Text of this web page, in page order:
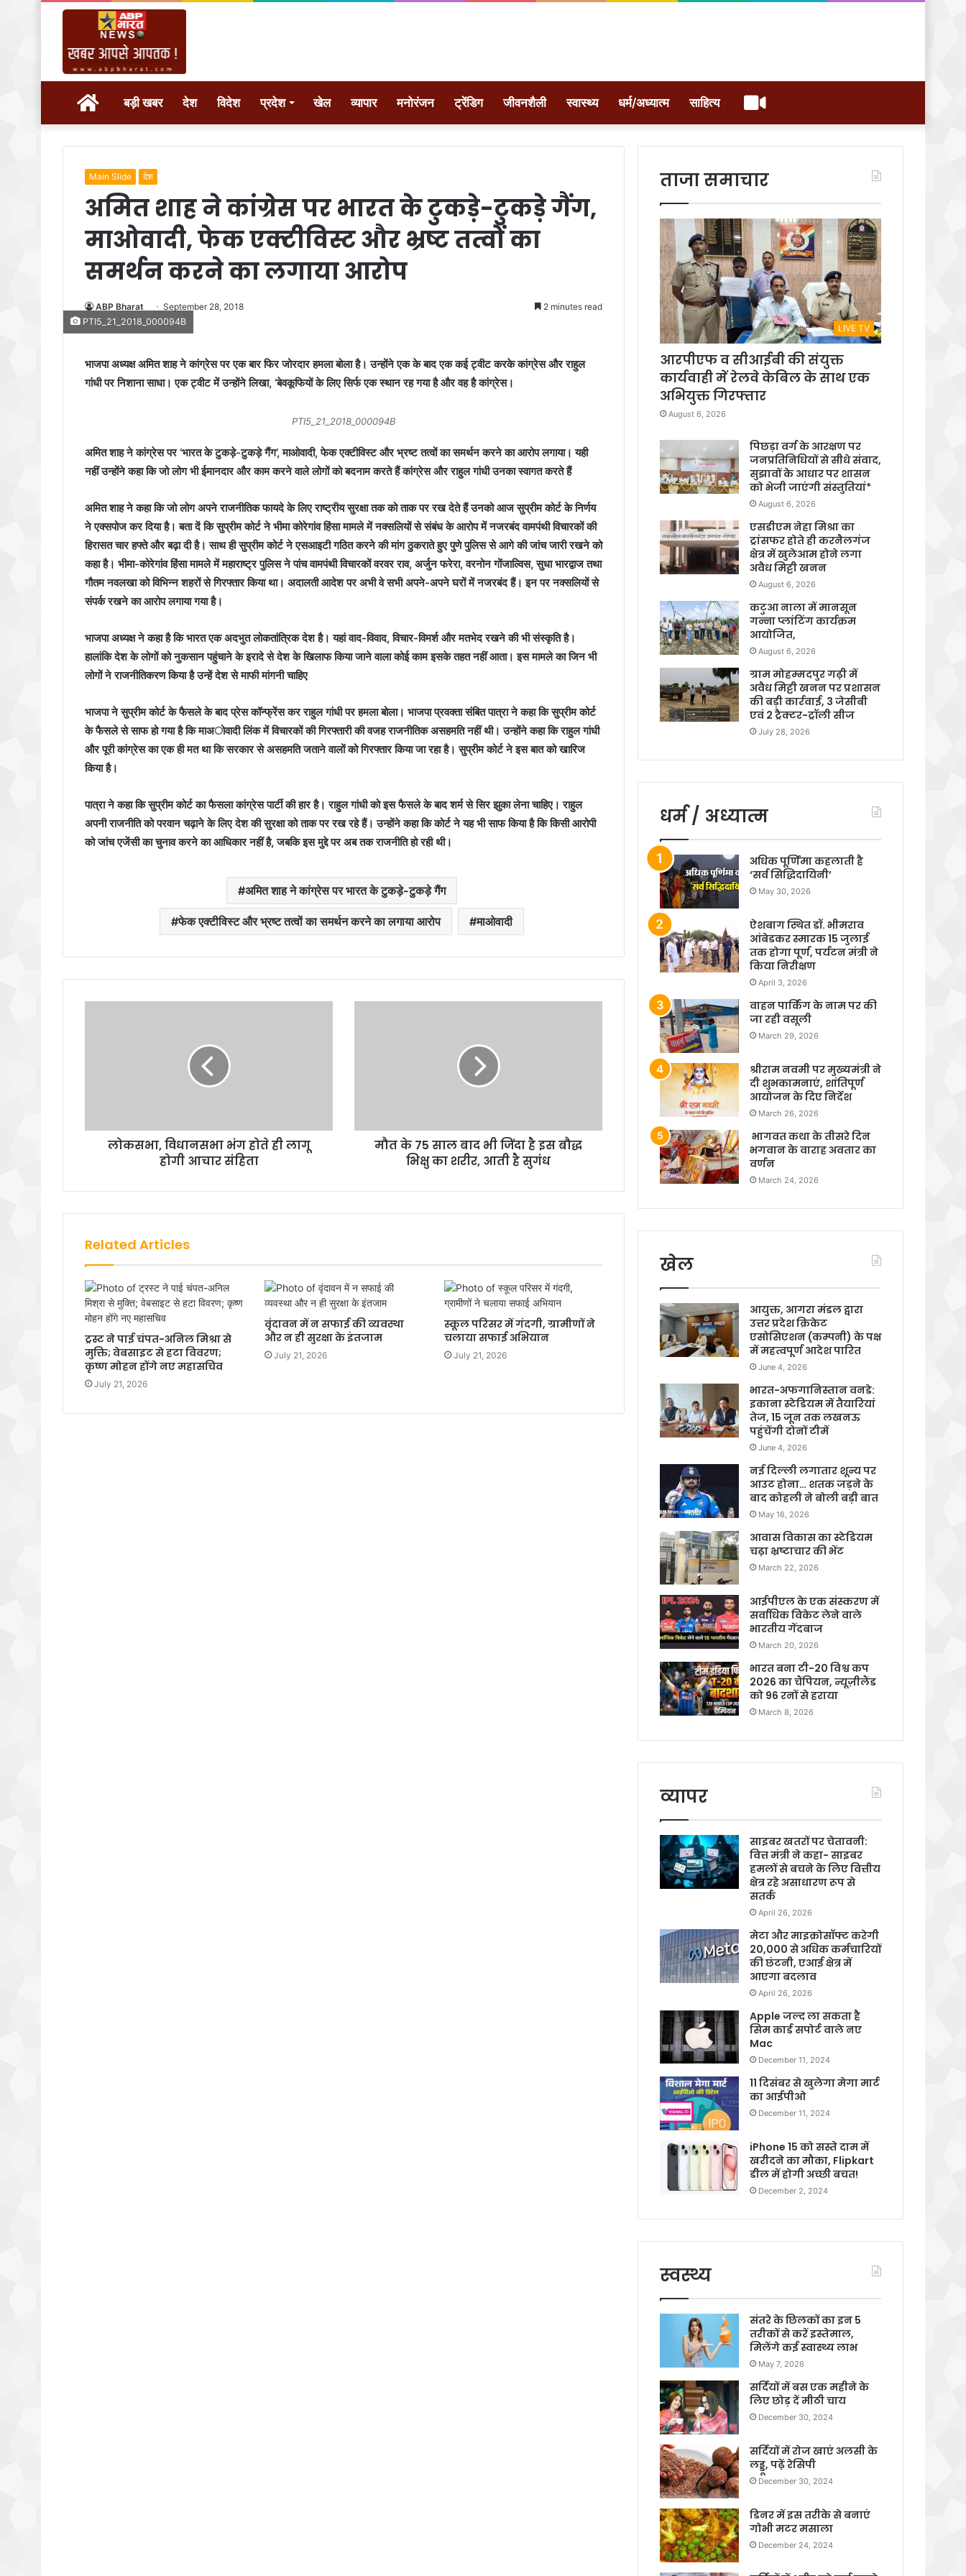
होम बड़ी खबर देश विदेश प्रदेश खेल व्यापार मनोरंजन ट्रेंडिग जीवनशैली स्वास्थ्य धर्म/अध्यात्म साहित्य वीडियो
Main Slide देश
अमित शाह ने कांग्रेस पर भारत के टुकड़े-टुकड़े गैंग,
माओवादी, फेक एक्टीविस्ट और भ्रष्ट तत्वों का
समर्थन करने का लगाया आरोप
ABP Bharat September 28, 2018
2 minutes read
PTI5_21_2018_000094B
भाजपा अध्यक्ष अमित शाह ने कांग्रेस पर एक बार फिर जोरदार हमला बोला है। उन्होंने एक के बाद एक कई ट्वीट करके कांग्रेस और राहुल
गांधी पर निशाना साधा। एक ट्वीट में उन्होंने लिखा, ‘बेवकूफियों के लिए सिर्फ एक स्थान रह गया है और वह है कांग्रेस।
PTI5_21_2018_000094B
अमित शाह ने कांग्रेस पर ‘भारत के टुकड़े-टुकड़े गैंग’, माओवादी, फेक एक्टीविस्ट और भ्रष्ट तत्वों का समर्थन करने का आरोप लगाया। यही
नहीं उन्होंने कहा कि जो लोग भी ईमानदार और काम करने वाले लोगों को बदनाम करते हैं कांग्रेस और राहुल गांधी उनका स्वागत करते हैं
अमित शाह ने कहा कि जो लोग अपने राजनीतिक फायदे के लिए राष्ट्रीय सुरक्षा तक को ताक पर रख देते हैं उनको आज सुप्रीम कोर्ट के निर्णय
ने एक्सपोज कर दिया है। बता दें कि सुप्रीम कोर्ट ने भीमा कोरेगांव हिंसा मामले में नक्सलियों से संबंध के आरोप में नजरबंद वामपंथी विचारकों की
हिरासत चार हफ्ते और बढ़ा दी है। साथ ही सुप्रीम कोर्ट ने एसआइटी गठित करने की मांग ठुकराते हुए पुणे पुलिस से आगे की जांच जारी रखने को
कहा है। भीमा-कोरेगांव हिंसा मामले में महाराष्ट्र पुलिस ने पांच वामपंथी विचारकों वरवर राव, अर्जुन फरेरा, वरनोन गोंजाल्विस, सुधा भारद्वाज तथा
गौतम नवलखा को विभिन्न शहरों से गिरफ्तार किया था। अदालती आदेश पर अभी वे सभी अपने-अपने घरों में नजरबंद हैं। इन पर नक्सलियों से
संपर्क रखने का आरोप लगाया गया है।
भाजपा अध्यक्ष ने कहा है कि भारत एक अदभुत लोकतांत्रिक देश है। यहां वाद-विवाद, विचार-विमर्श और मतभेद रखने की भी संस्कृति है।
हालांकि देश के लोगों को नुकसान पहुंचाने के इरादे से देश के खिलाफ किया जाने वाला कोई काम इसके तहत नहीं आता। इस मामले का जिन भी
लोगों ने राजनीतिकरण किया है उन्हें देश से माफी मांगनी चाहिए
भाजपा ने सुप्रीम कोर्ट के फैसले के बाद प्रेस कॉन्फ्रेंस कर राहुल गांधी पर हमला बोला। भाजपा प्रवक्ता संबित पात्रा ने कहा कि सुप्रीम कोर्ट
के फैसले से साफ हो गया है कि माअोवादी लिंक में विचारकों की गिरफ्तारी की वजह राजनीतिक असहमति नहीं थी। उन्होंने कहा कि राहुल गांधी
और पूरी कांग्रेस का एक ही मत था कि सरकार से असहमति जताने वालों को गिरफ्तार किया जा रहा है। सुप्रीम कोर्ट ने इस बात को खारिज
किया है।
पात्रा ने कहा कि सुप्रीम कोर्ट का फैसला कांग्रेस पार्टी की हार है। राहुल गांधी को इस फैसले के बाद शर्म से सिर झुका लेना चाहिए। राहुल
अपनी राजनीति को परवान चढ़ाने के लिए देश की सुरक्षा को ताक पर रख रहे हैं। उन्होंने कहा कि कोर्ट ने यह भी साफ किया है कि किसी आरोपी
को जांच एजेंसी का चुनाव करने का आधिकार नहीं है, जबकि इस मुद्दे पर अब तक राजनीति हो रही थी।
अमित शाह ने कांग्रेस पर भारत के टुकड़े-टुकड़े गैंग
फेक एक्टीविस्ट और भ्रष्ट तत्वों का समर्थन करने का लगाया आरोप माओवादी
लोकसभा, विधानसभा भंग होते ही लागू
होगी आचार संहिता
मौत के 75 साल बाद भी जिंदा है इस बौद्ध
भिक्षु का शरीर, आती है सुगंध
Related Articles
ट्रस्ट ने पाई चंपत-अनिल मिश्रा से
मुक्ति; वेबसाइट से हटा विवरण;
कृष्ण मोहन होंगे नए महासचिव
July 21, 2026
वृंदावन में न सफाई की व्यवस्था
और न ही सुरक्षा के इंतजाम
July 21, 2026
स्कूल परिसर में गंदगी, ग्रामीणों ने
चलाया सफाई अभियान
July 21, 2026
ताजा समाचार
LIVE TV
आरपीएफ व सीआईबी की संयुक्त
कार्यवाही में रेलवे केबिल के साथ एक
अभियुक्त गिरफ्तार
August 6, 2026
पिछड़ा वर्ग के आरक्षण पर
जनप्रतिनिधियों से सीधे संवाद,
सुझावों के आधार पर शासन
को भेजी जाएंगी संस्तुतियां*
August 6, 2026
एसडीएम नेहा मिश्रा का
ट्रांसफर होते ही करनैलगंज
क्षेत्र में खुलेआम होने लगा
अवैध मिट्टी खनन
August 6, 2026
कटुआ नाला में मानसून
गन्ना प्लांटिंग कार्यक्रम
आयोजित,
August 6, 2026
ग्राम मोहम्मदपुर गढ़ी में
अवैध मिट्टी खनन पर प्रशासन
की बड़ी कार्रवाई, 3 जेसीबी
एवं 2 ट्रैक्टर-ट्रॉली सीज
July 28, 2026
धर्म / अध्यात्म
अधिक पूर्णिमा कहलाती है
‘सर्व सिद्धिदायिनी’
May 30, 2026
ऐशबाग स्थित डॉ. भीमराव
आंबेडकर स्मारक 15 जुलाई
तक होगा पूर्ण, पर्यटन मंत्री ने
किया निरीक्षण
April 3, 2026
वाहन पार्किंग के नाम पर की
जा रही वसूली
March 29, 2026
श्रीराम नवमी पर मुख्यमंत्री ने
दी शुभकामनाएं, शांतिपूर्ण
आयोजन के दिए निर्देश
March 26, 2026
भागवत कथा के तीसरे दिन
भगवान के वाराह अवतार का
वर्णन
March 24, 2026
खेल
आयुक्त, आगरा मंडल द्वारा
उत्तर प्रदेश क्रिकेट
एसोसिएशन (कम्पनी) के पक्ष
में महत्वपूर्ण आदेश पारित
June 4, 2026
भारत-अफगानिस्तान वनडे:
इकाना स्टेडियम में तैयारियां
तेज, 15 जून तक लखनऊ
पहुंचेंगी दोनों टीमें
June 4, 2026
नई दिल्ली लगातार शून्य पर
आउट होना… शतक जड़ने के
बाद कोहली ने बोली बड़ी बात
May 16, 2026
आवास विकास का स्टेडियम
चढ़ा भ्रष्टाचार की भेंट
March 22, 2026
आईपीएल के एक संस्करण में
सर्वाधिक विकेट लेने वाले
भारतीय गेंदबाज
March 20, 2026
भारत बना टी-20 विश्व कप
2026 का चैंपियन, न्यूज़ीलैंड
को 96 रनों से हराया
March 8, 2026
व्यापर
साइबर खतरों पर चेतावनी:
वित्त मंत्री ने कहा- साइबर
हमलों से बचने के लिए वित्तीय
क्षेत्र रहे असाधारण रूप से
सतर्क
April 26, 2026
मेटा और माइक्रोसॉफ्ट करेगी
20,000 से अधिक कर्मचारियों
की छंटनी, एआई क्षेत्र में
आएगा बदलाव
April 26, 2026
Apple जल्द ला सकता है
सिम कार्ड सपोर्ट वाले नए
Mac
December 11, 2024
11 दिसंबर से खुलेगा मेगा मार्ट
का आईपीओ
December 11, 2024
iPhone 15 को सस्ते दाम में
खरीदने का मौका, Flipkart
डील में होगी अच्छी बचत!
December 2, 2024
स्वस्थ्य
संतरे के छिलकों का इन 5
तरीकों से करें इस्तेमाल,
मिलेंगे कई स्वास्थ्य लाभ
May 7, 2026
सर्दियों में बस एक महीने के
लिए छोड़ दें मीठी चाय
December 30, 2024
सर्दियों में रोज खाएं अलसी के
लड्डू, पढ़ें रेसिपी
December 30, 2024
डिनर में इस तरीके से बनाएं
गोभी मटर मसाला
December 24, 2024